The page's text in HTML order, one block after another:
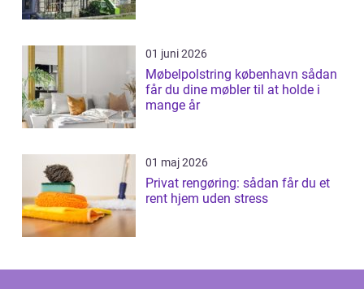
01 juni 2026
Møbelpolstring københavn sådan
får du dine møbler til at holde i
mange år
01 maj 2026
Privat rengøring: sådan får du et
rent hjem uden stress